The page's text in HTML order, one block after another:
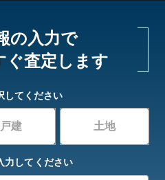
の入力で
ぐ査定します
してください
戸建 土地
力してください